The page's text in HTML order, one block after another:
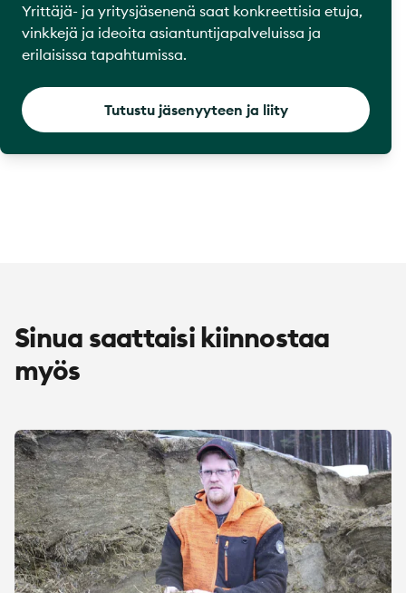
Yrittäjä- ja yritysjäsenenä saat konkreettisia etuja,
vinkkejä ja ideoita asiantuntijapalveluissa ja
erilaisissa tapahtumissa.
Tutustu jäsenyyteen ja liity
Sinua saattaisi kiinnostaa
myös